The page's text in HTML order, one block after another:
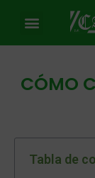
CÓMO
Tabla de